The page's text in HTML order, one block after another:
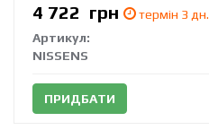
4 722 грн
термін 3 дн.
Артикул:
NISSENS
ПРИДБАТИ